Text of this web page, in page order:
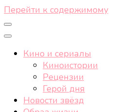
Перейти к содержимому
Кино и сериалы
Киноистории
Рецензии
Герой дня
Новости звёзд